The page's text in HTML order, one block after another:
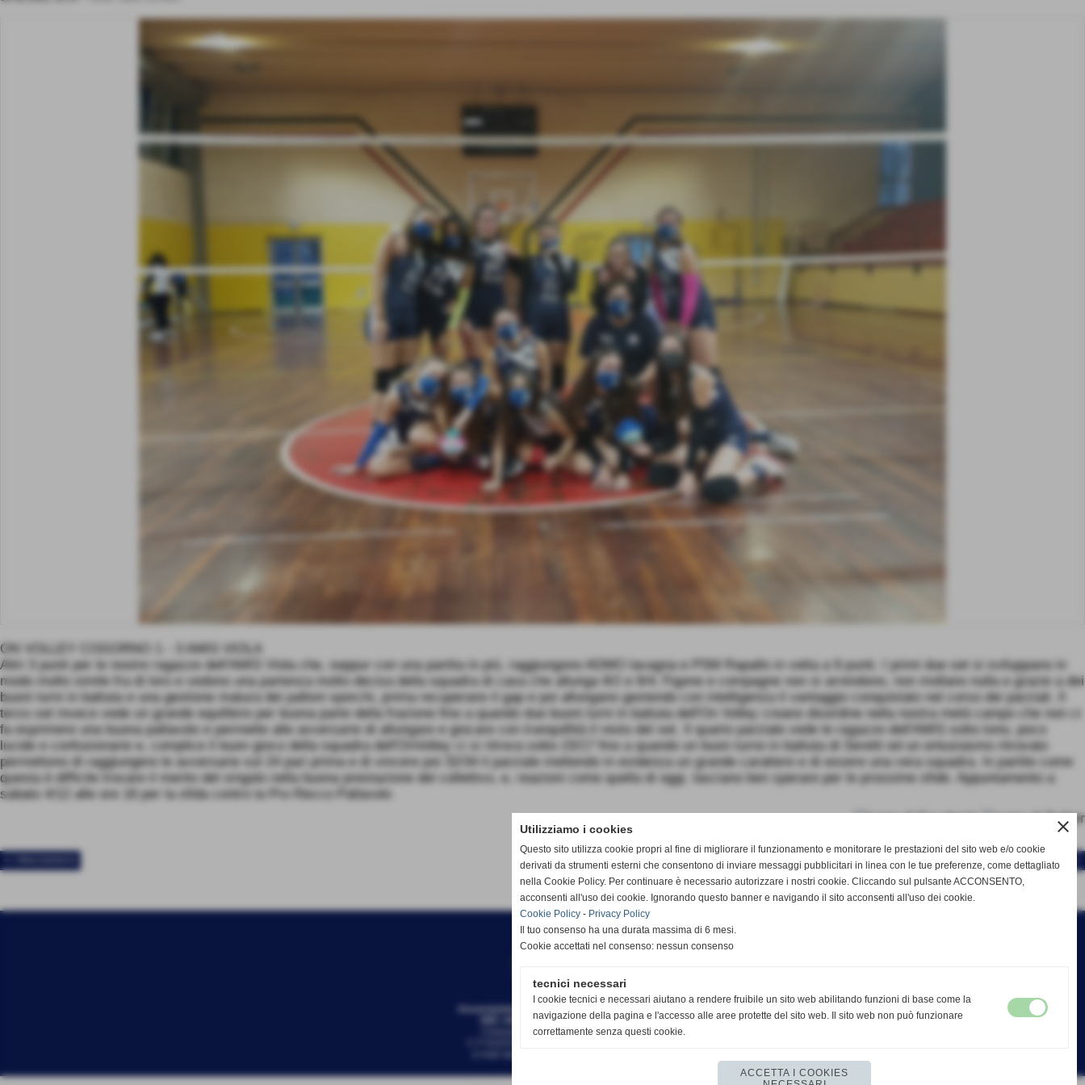
ON VOLLEY COGORNO 1 - 3 AMIS VIOLA
Altri 3 punti per le nostre ragazze dell'AMIS Viola che, seppur con una partita in più, raggiungono ADMO lavagna e PSM Rapallo in vetta a 9 punti. I primi due set si sviluppano in
modo molto simile fra di loro e vedono una partenza molto decisa della squadra di casa che allunga 9/2 e 9/4; Figone e compagne non si arrendono, non mollano nulla e grazie a dei
buoni turni in battuta e una gestione matura dei palloni sporchi, prima recuperano il gap e poi allungano gestendo con intelligenza il vantaggio conquistato nel corso dei parziali. Il
terzo set invece vede un grande equilibrio per buona parte della frazione fino a quando due buoni turni in battuta dell'On Volley creano disordine nella nostra metà campo che non ci
fa esprimere una buona pallavolo e permette alle avversarie di allungare e giocare con tranquillità il resto del set. Il quarto parziale vede le ragazze dell'AMIS sotto tono, poco
lucide e confusionarie e, complice il buon gioco della squadra dell'OnVolley ci si ritrova sotto 23/17 fino a quando un buon turno in battuta di Seretti ed un entusiasmo ritrovato
permettono di raggiungere le avversarie sul 24 pari prima e di vincere poi 32/34 il parziale mettendo in evidenza un grande carattere e di essere una vera squadra. In partite come
questa è difficile trovare il merito del singolo nella buona prestazione del collettivo, e, reazioni come quella di oggi, lasciano ben sperare per le prossime sfide. Appuntamento a
sabato 4/12 alle ore 16 per la sfida contro la Pro Recco Pallavolo
SUCCESSIVO >>
Associazione Sportiva Dilettantistica
VBC AMIS - ADMO VOLLEY
Chiavari-Lavagna (Genova)
close
Utilizziamo i cookies
Questo sito utilizza cookie propri al fine di migliorare il funzionamento e monitorare le prestazioni del sito web e/o cookie
derivati da strumenti esterni che consentono di inviare messaggi pubblicitari in linea con le tue preferenze, come dettagliato
nella Cookie Policy. Per continuare è necessario autorizzare i nostri cookie. Cliccando sul pulsante ACCONSENTO,
acconsenti all'uso dei cookie. Ignorando questo banner e navigando il sito acconsenti all'uso dei cookie.
Cookie Policy - Privacy Policy
Il tuo consenso ha una durata massima di 6 mesi.
Cookie accettati nel consenso: nessun consenso
tecnici necessari
I cookie tecnici e necessari aiutano a rendere fruibile un sito web abilitando funzioni di base come la
navigazione della pagina e l'accesso alle aree protette del sito web. Il sito web non può funzionare
correttamente senza questi cookie.
ACCETTA I COOKIES